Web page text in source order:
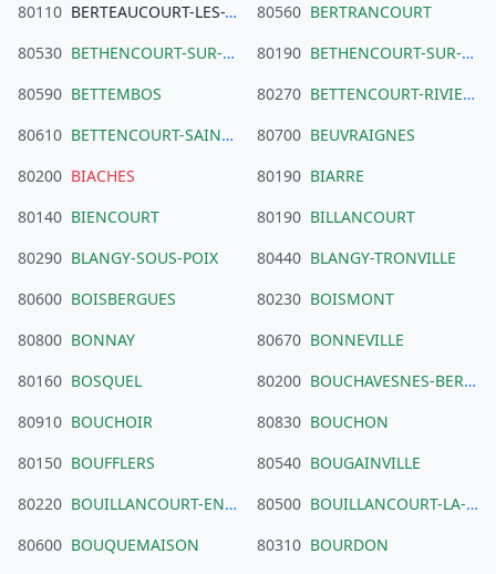
80110 BERTEAUCOURT-LES-THENNES 80560 BERTRANCOURT
80530 BETHENCOURT-SUR-MER 80190 BETHENCOURT-SUR-SOMME
80590 BETTEMBOS 80270 BETTENCOURT-RIVIERE
80610 BETTENCOURT-SAINT-OUEN 80700 BEUVRAIGNES
80200 BIACHES 80190 BIARRE
80140 BIENCOURT 80190 BILLANCOURT
80290 BLANGY-SOUS-POIX 80440 BLANGY-TRONVILLE
80600 BOISBERGUES 80230 BOISMONT
80800 BONNAY 80670 BONNEVILLE
80160 BOSQUEL 80200 BOUCHAVESNES-BERGEN
80910 BOUCHOIR 80830 BOUCHON
80150 BOUFFLERS 80540 BOUGAINVILLE
80220 BOUILLANCOURT-EN-SERY 80500 BOUILLANCOURT-LA-BATAILLE
80600 BOUQUEMAISON 80310 BOURDON